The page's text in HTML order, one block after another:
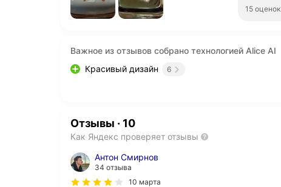
15 оценок
Важное из отзывов собрано технологией Alice AI
Красивый дизайн
6
Отзывы · 10
Как Яндекс проверяет отзывы
Антон Смирнов
34 отзыва
10 марта